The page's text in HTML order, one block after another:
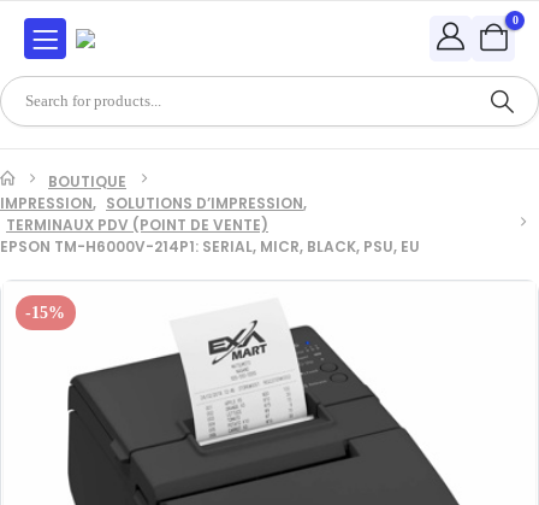
0
BOUTIQUE
IMPRESSION, SOLUTIONS D’IMPRESSION,
TERMINAUX PDV (POINT DE VENTE)
EPSON TM-H6000V-214P1: SERIAL, MICR, BLACK, PSU, EU
-15%